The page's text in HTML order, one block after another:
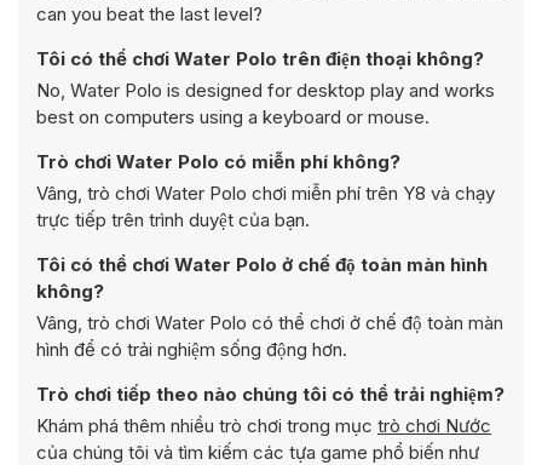
can you beat the last level?
Tôi có thể chơi Water Polo trên điện thoại không?
No, Water Polo is designed for desktop play and works
best on computers using a keyboard or mouse.
Trò chơi Water Polo có miễn phí không?
Vâng, trò chơi Water Polo chơi miễn phí trên Y8 và chạy
trực tiếp trên trình duyệt của bạn.
Tôi có thể chơi Water Polo ở chế độ toàn màn hình
không?
Vâng, trò chơi Water Polo có thể chơi ở chế độ toàn màn
hình để có trải nghiệm sống động hơn.
Trò chơi tiếp theo nào chúng tôi có thể trải nghiệm?
Khám phá thêm nhiều trò chơi trong mục trò chơi Nước
của chúng tôi và tìm kiếm các tựa game phổ biến như